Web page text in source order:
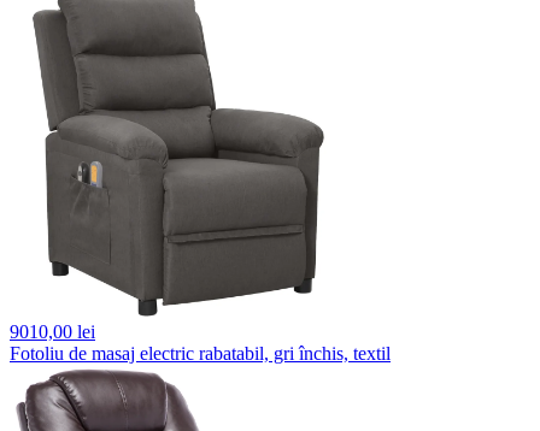
9010,00 lei
Fotoliu de masaj electric rabatabil, gri închis, textil